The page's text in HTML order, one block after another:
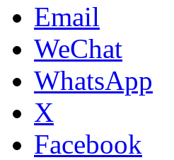
Email
WeChat
WhatsApp
X
Facebook